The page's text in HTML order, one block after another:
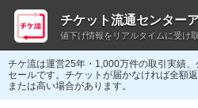
チケ流は運営25年・1,000万件の取引実績
セールです。チケットが届かなければ全額
または高い場合があります。
チケット流通センター
値下げ情報をリアルタイムに受け